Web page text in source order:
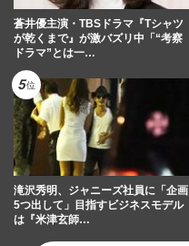
蒼井優主演・TBSドラマ『Tシャツ
が乾くまで』が激バズリ中「“考察
ドラマ”とは一…
滝沢秀明、ジャニーズ社員に「企画
5つ出して」目指すビジネスモデル
は『米津玄師…